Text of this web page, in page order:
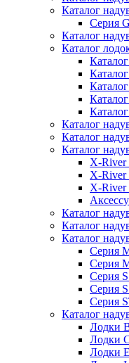
Каталог
Серия
Каталог
Каталог
Каталог
Каталог
Каталог
X-River
X-River
X-River
Каталог
Каталог
Каталог
Серия
Серия
Серия
Серия
Серия
Каталог
Лодки
Лодки
Лодки